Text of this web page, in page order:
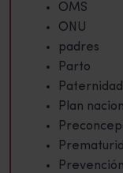
OMS
ONU
padres
Parto
Paternidad
Plan
Prevención